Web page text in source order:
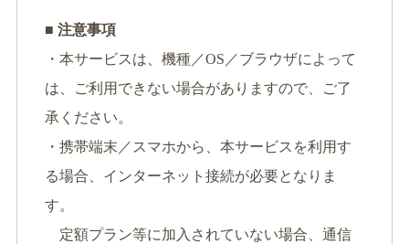
■ 注意事項
・本サービスは、機種／OS／ブラウザによって
は、ご利用できない場合がありますので、ご了
承ください。
・携帯端末／スマホから、本サービスを利用す
る場合、インターネット接続が必要となりま
す。
定額プラン等に加入されていない場合、通信